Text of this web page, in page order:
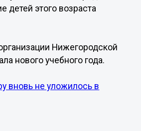
детей этого возраста
Нижегородской
нового учебного года.
вновь не уложилось в